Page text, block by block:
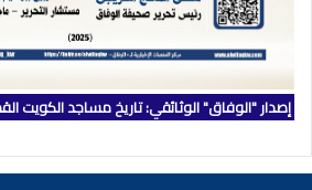
إصدار "الوفاق" الوثائقي: تاريخ مساجد الكويت